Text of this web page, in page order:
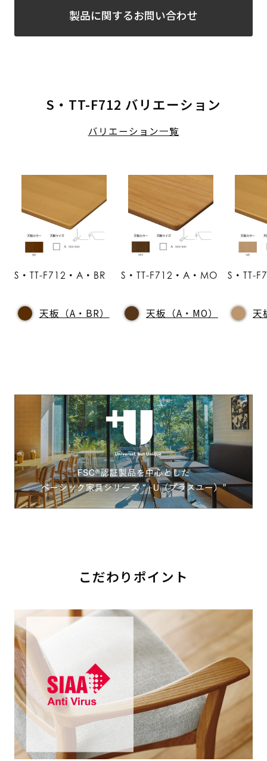
製品に関するお問い合わせ
S・TT-F712 バリエーション
バリエーション一覧
S・TT-F712・A・BR
天板（A・BR）
S・TT-F712・A・MO
天板（A・MO）
S・TT-
天
こだわりポイント